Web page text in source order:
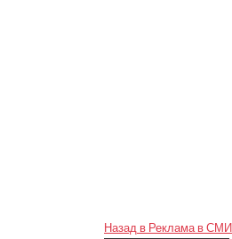
Назад в Реклама в СМИ